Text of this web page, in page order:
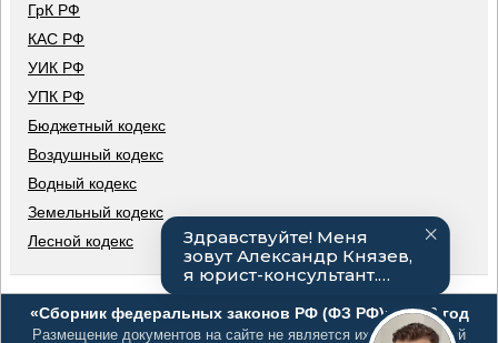
ГрК РФ
КАС РФ
УИК РФ
УПК РФ
Бюджетный кодекс
Воздушный кодекс
Водный кодекс
Земельный кодекс
Лесной кодекс
«Сборник федеральных законов РФ (ФЗ РФ)», 2026 год
Размещение документов на сайте не является их официальной